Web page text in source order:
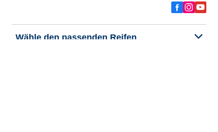
Wähle den passenden Reifen